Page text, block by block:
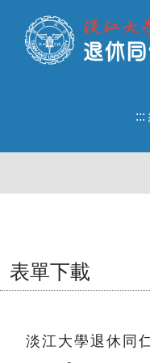
:::
表單下載
淡江大學退休同